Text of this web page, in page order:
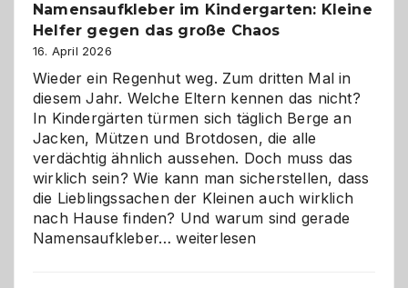
Namensaufkleber im Kindergarten: Kleine
Helfer gegen das große Chaos
16. April 2026
Wieder ein Regenhut weg. Zum dritten Mal in
diesem Jahr. Welche Eltern kennen das nicht?
In Kindergärten türmen sich täglich Berge an
Jacken, Mützen und Brotdosen, die alle
verdächtig ähnlich aussehen. Doch muss das
wirklich sein? Wie kann man sicherstellen, dass
die Lieblingssachen der Kleinen auch wirklich
nach Hause finden? Und warum sind gerade
Namensaufkleber…Namensaufkleber
weiterlesen